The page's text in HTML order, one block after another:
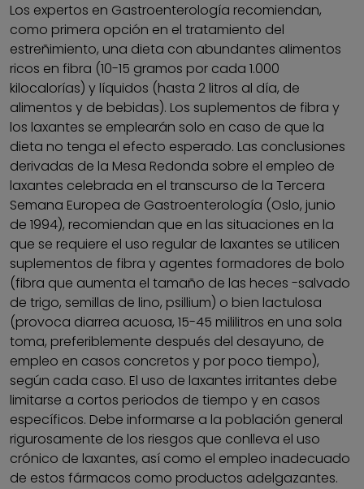
Los expertos en Gastroenterología recomiendan,
como primera opción en el tratamiento del
estreñimiento, una dieta con abundantes alimentos
ricos en fibra (10-15 gramos por cada 1.000
kilocalorías) y líquidos (hasta 2 litros al día, de
alimentos y de bebidas). Los suplementos de fibra y
los laxantes se emplearán solo en caso de que la
dieta no tenga el efecto esperado. Las conclusiones
derivadas de la Mesa Redonda sobre el empleo de
laxantes celebrada en el transcurso de la Tercera
Semana Europea de Gastroenterología (Oslo, junio
de 1994), recomiendan que en las situaciones en la
que se requiere el uso regular de laxantes se utilicen
suplementos de fibra y agentes formadores de bolo
(fibra que aumenta el tamaño de las heces -salvado
de trigo, semillas de lino, psillium) o bien lactulosa
(provoca diarrea acuosa, 15-45 mililitros en una sola
toma, preferiblemente después del desayuno, de
empleo en casos concretos y por poco tiempo),
según cada caso. El uso de laxantes irritantes debe
limitarse a cortos periodos de tiempo y en casos
específicos. Debe informarse a la población general
rigurosamente de los riesgos que conlleva el uso
crónico de laxantes, así como el empleo inadecuado
de estos fármacos como productos adelgazantes.